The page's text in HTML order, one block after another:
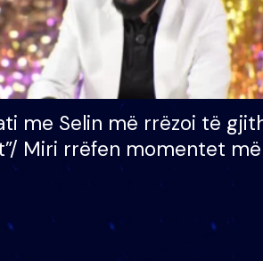
me Selin më rrëzoi të
Miri rrëfen momentet
në shtëpinë e BB VIP: Do